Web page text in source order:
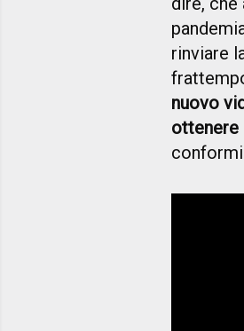
rinviare
nuovo
ottenere